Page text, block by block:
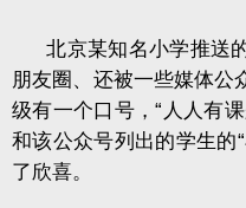
北京某知名小学推送
朋友圈、还被一些媒体公
级有一个口号，“人人有
和该公众号列出的学生的
了欣喜。